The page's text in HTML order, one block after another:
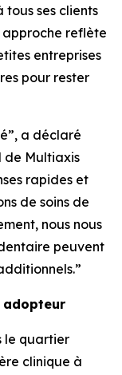
ses clients
approche reflète
entreprises
pour rester
a déclaré
de Multiaxis
rapides et
de soins de
nous nous
peuvent
adopteur
le quartier
clinique à